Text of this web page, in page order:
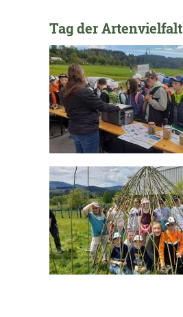
Tag der Artenvielfalt